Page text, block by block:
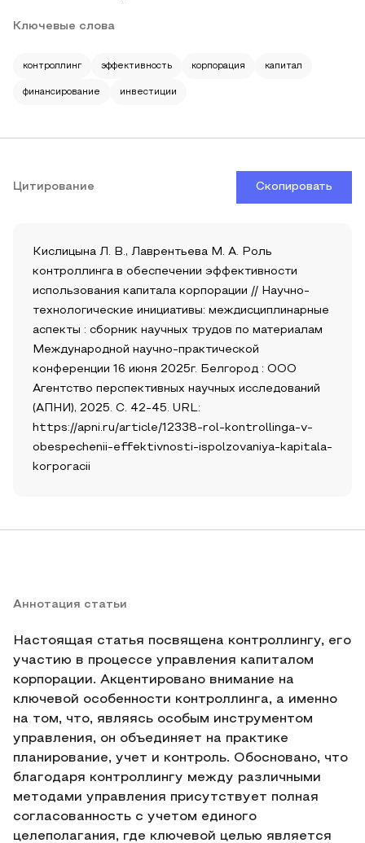
Ключевые слова
контроллинг эффективность корпорация капитал
финансирование инвестиции
Цитирование Скопировать
Кислицына Л. В., Лаврентьева М. А. Роль
контроллинга в обеспечении эффективности
использования капитала корпорации // Научно-
технологические инициативы: междисциплинарные
аспекты : сборник научных трудов по материалам
Международной научно-практической
конференции 16 июня 2025г. Белгород : ООО
Агентство перспективных научных исследований
(АПНИ), 2025. С. 42-45. URL:
https://apni.ru/article/12338-rol-kontrollinga-v-
obespechenii-effektivnosti-ispolzovaniya-kapitala-
korporacii
Аннотация статьи
Настоящая статья посвящена контроллингу, его
участию в процессе управления капиталом
корпорации. Акцентировано внимание на
ключевой особенности контроллинга, а именно
на том, что, являясь особым инструментом
управления, он объединяет на практике
планирование, учет и контроль. Обосновано, что
благодаря контроллингу между различными
методами управления присутствует полная
согласованность с учетом единого
целеполагания, где ключевой целью является